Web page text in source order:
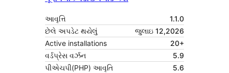
આવૃત્તિ
1.1.0
છેલે અપડેટ થયેલું
જુલાઇ 12,2026
Active installations
20+
વર્ડપ્રેસ વર્ઝન
5.9
પીએચપી(PHP) આવૃતિ
5.6